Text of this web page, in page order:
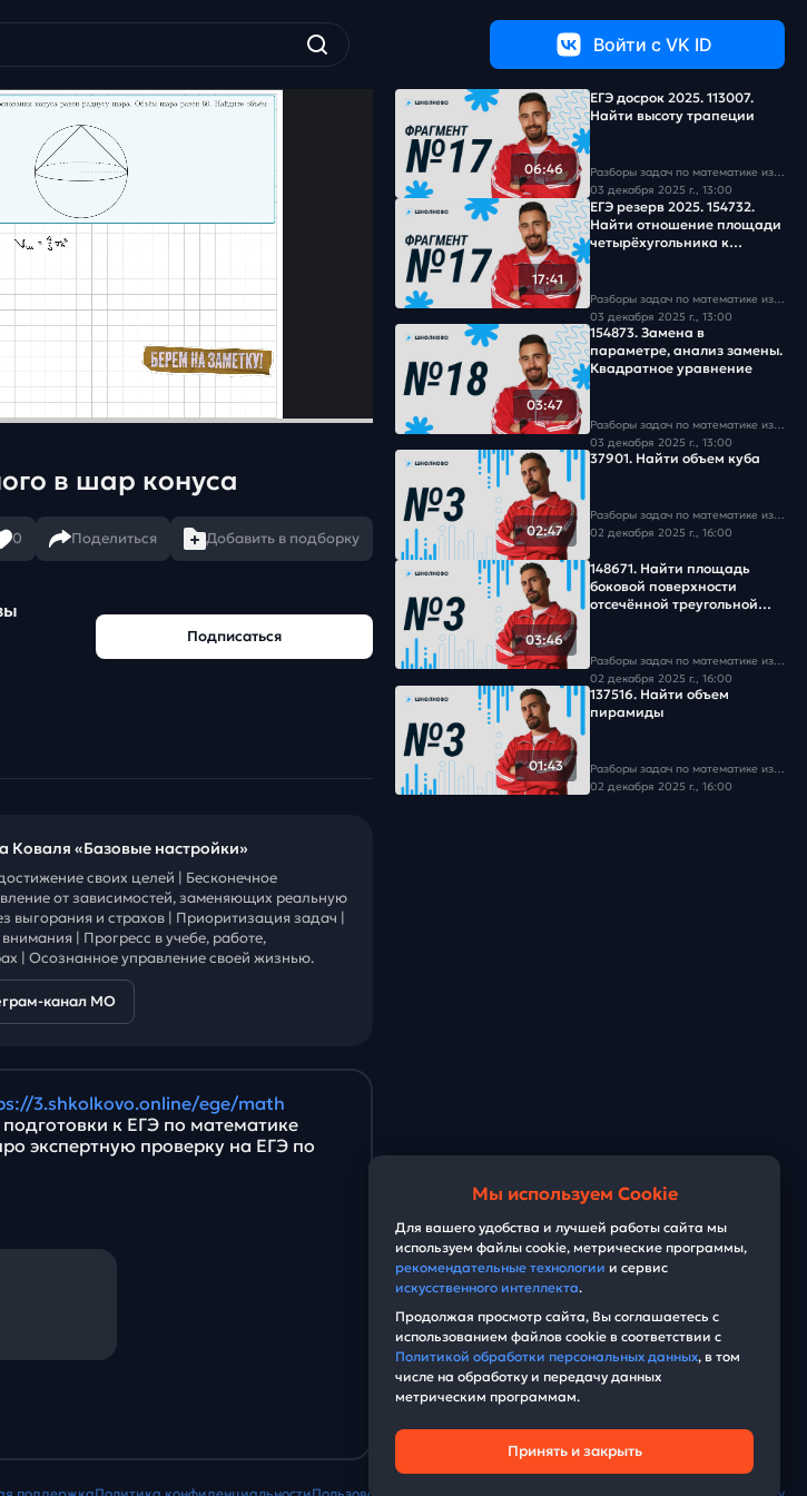
Войти c VK ID
в шар конуса
0 Поделиться Добавить в подборку
Подписаться
Коваля «Базовые настройки»
своих целей | Бесконечное
от зависимостей, заменяющих реальную
выгорания и страхов | Приоритизация задач |
| Прогресс в учебе, работе,
| Осознанное управление своей жизнью.
канал МО
3.shkolkovo.online/ege/math
подготовки к ЕГЭ по математике
экспертную проверку на ЕГЭ по
06:46
ЕГЭ досрок 2025. 113007.
Найти высоту трапеции
Разборы задач по математике из базы Школково
03 декабря 2025 г., 13:00
17:41
ЕГЭ резерв 2025. 154732.
Найти отношение площади
четырёхугольника к
Разборы задач по математике из базы Школково
03 декабря 2025 г., 13:00
03:47
154873. Замена в
параметре, анализ замены.
Квадратное уравнение
Разборы задач по математике из базы Школково
03 декабря 2025 г., 13:00
02:47
37901. Найти объем куба
Разборы задач по математике из базы Школково
02 декабря 2025 г., 16:00
03:46
148671. Найти площадь
боковой поверхности
отсечённой треугольной
Разборы задач по математике из базы Школково
02 декабря 2025 г., 16:00
01:43
137516. Найти объем
пирамиды
Разборы задач по математике из базы Школково
02 декабря 2025 г., 16:00
Мы используем Cookie
Для вашего удобства и лучшей работы сайта мы
используем файлы cookie, метрические программы,
рекомендательные технологии и сервис
искусственного интеллекта.
Продолжая просмотр сайта, Вы соглашаетесь с
использованием файлов cookie в соответствии с
Политикой обработки персональных данных, в том
числе на обработку и передачу данных
метрическим программам.
Принять и закрыть